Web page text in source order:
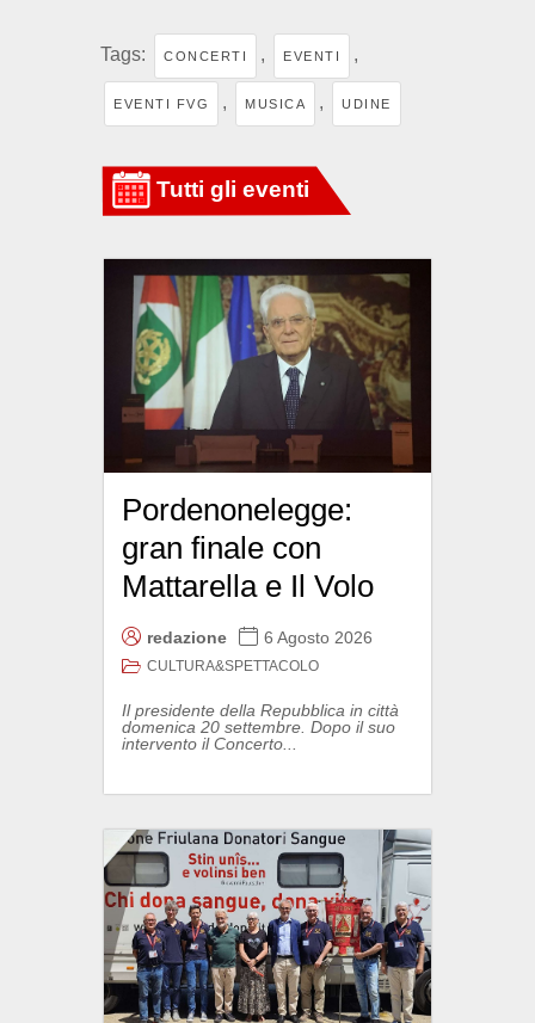
Tags: CONCERTI , EVENTI ,
EVENTI FVG , MUSICA , UDINE
Pordenonelegge:
gran finale con
Mattarella e Il Volo
redazione 6 Agosto 2026
CULTURA&SPETTACOLO
Il presidente della Repubblica in città
domenica 20 settembre. Dopo il suo
intervento il Concerto...